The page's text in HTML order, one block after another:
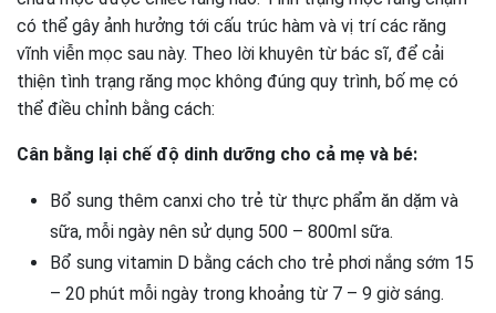
có thể gây ảnh hưởng tới cấu trúc hàm và vị trí các răng
vĩnh viễn mọc sau này. Theo lời khuyên từ bác sĩ, để cải
thiện tình trạng răng mọc không đúng quy trình, bố mẹ có
thể điều chỉnh bằng cách:
Cân bằng lại chế độ dinh dưỡng cho cả mẹ và bé:
Bổ sung thêm canxi cho trẻ từ thực phẩm ăn dặm và
sữa, mỗi ngày nên sử dụng 500 – 800ml sữa.
Bổ sung vitamin D bằng cách cho trẻ phơi nắng sớm 15
– 20 phút mỗi ngày trong khoảng từ 7 – 9 giờ sáng.